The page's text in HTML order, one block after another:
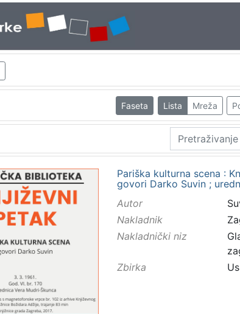
Faseta Lista Mreža
Pariška kulturna scena :
govori Darko Suvin ;
Autor
Nakladnik
Nakladnički niz
Zbirka